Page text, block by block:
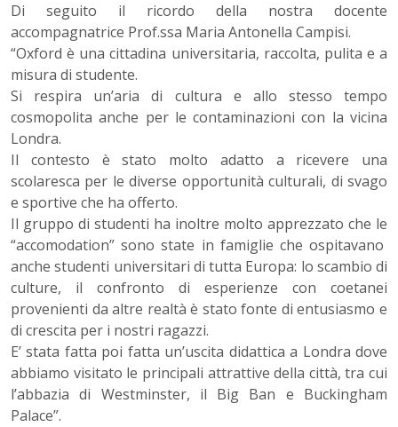
Di seguito il ricordo della nostra docente
accompagnatrice Prof.ssa Maria Antonella Campisi.
“Oxford è una cittadina universitaria, raccolta, pulita e a
misura di studente.
Si respira un’aria di cultura e allo stesso tempo
cosmopolita anche per le contaminazioni con la vicina
Londra.
Il contesto è stato molto adatto a ricevere una
scolaresca per le diverse opportunità culturali, di svago
e sportive che ha offerto.
Il gruppo di studenti ha inoltre molto apprezzato che le
“accomodation” sono state in famiglie che ospitavano
anche studenti universitari di tutta Europa: lo scambio di
culture, il confronto di esperienze con coetanei
provenienti da altre realtà è stato fonte di entusiasmo e
di crescita per i nostri ragazzi.
E’ stata fatta poi fatta un’uscita didattica a Londra dove
abbiamo visitato le principali attrattive della città, tra cui
l’abbazia di Westminster, il Big Ban e Buckingham
Palace”.